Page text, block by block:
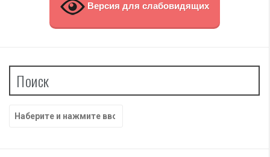
Версия для слабовидящих
Поиск
Найти: